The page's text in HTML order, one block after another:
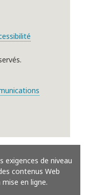
exigences de niveau
contenus Web
en ligne.